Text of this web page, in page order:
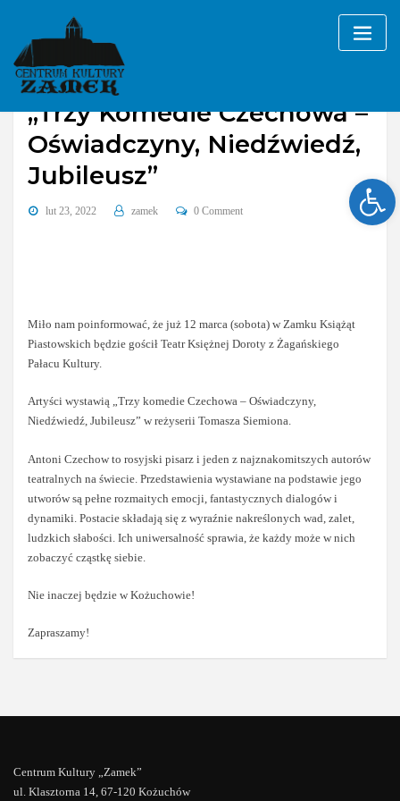
content
„Trzy Komedie Czechowa –
Oświadczyny, Niedźwiedź,
Jubileusz”
lut 23, 2022 zamek 0 Comment
Miło nam poinformować, że już 12 marca (sobota) w Zamku Książąt
Piastowskich będzie gościł Teatr Księżnej Doroty z Żagańskiego
Pałacu Kultury.
Artyści wystawią „Trzy komedie Czechowa – Oświadczyny,
Niedźwiedź, Jubileusz” w reżyserii Tomasza Siemiona.
Antoni Czechow to rosyjski pisarz i jeden z najznakomitszych autorów
teatralnych na świecie. Przedstawienia wystawiane na podstawie jego
utworów są pełne rozmaitych emocji, fantastycznych dialogów i
dynamiki. Postacie składają się z wyraźnie nakreślonych wad, zalet,
ludzkich słabości. Ich uniwersalność sprawia, że każdy może w nich
zobaczyć cząstkę siebie.
Nie inaczej będzie w Kożuchowie!
Zapraszamy!
Centrum Kultury „Zamek”
ul. Klasztorna 14, 67-120 Kożuchów